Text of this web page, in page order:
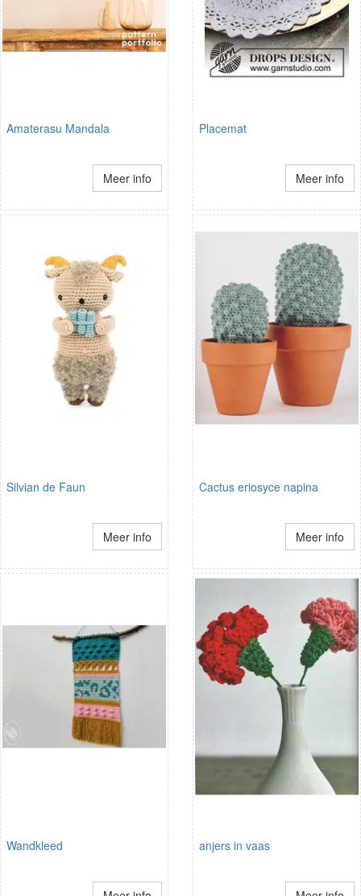
Amaterasu Mandala
Meer info
Placemat
Meer info
Silvian de Faun
Meer info
Cactus eriosyce napina
Meer info
Wandkleed anjers in vaas